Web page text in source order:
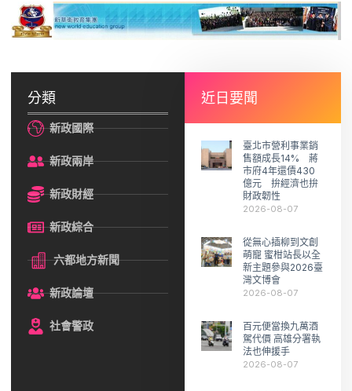
分類
新政國際
新政兩岸
新政財經
新政綜合
六都地方新聞
新政論壇
社會警政
近日要聞
臺北市營利事業銷
售額成長14% 蔣
市府4年還債430
億元 拚經濟也拚
財政韌性
2026-08-07
從無心插柳到文創
萌寵 蜜柑站長以全
新主題參與2026臺
灣文博會
2026-08-07
百元便當換九萬酒
駕代價 高雄分署執
法也伸援手
2026-08-07